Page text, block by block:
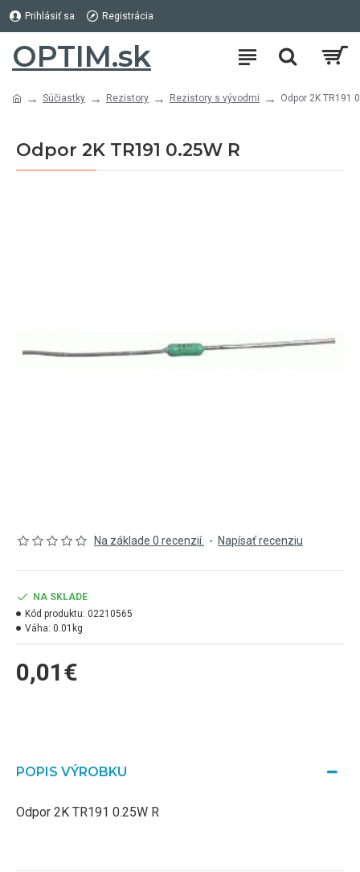
Prihlásiť sa Registrácia
OPTIM.sk
Súčiastky Rezistory Rezistory s vývodmi Odpor 2K TR191
Odpor 2K TR191 0.25W R
Na základe 0 recenzií. - Napísať recenziu
0,01€
NA SKLADE
Kód produktu: 02210565
Váha: 0.01kg
POPIS VÝROBKU
Odpor 2K TR191 0.25W R